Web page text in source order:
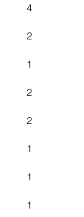
4
2
1
2
2
1
1
1